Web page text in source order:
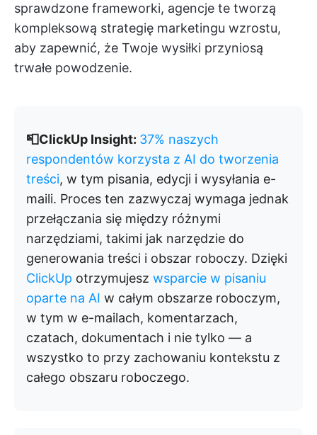
sprawdzone frameworki, agencje te tworzą
kompleksową strategię marketingu wzrostu,
aby zapewnić, że Twoje wysiłki przyniosą
trwałe powodzenie.
📮ClickUp Insight: 37% naszych
respondentów korzysta z AI do tworzenia
treści, w tym pisania, edycji i wysyłania e-
maili. Proces ten zazwyczaj wymaga jednak
przełączania się między różnymi
narzędziami, takimi jak narzędzie do
generowania treści i obszar roboczy. Dzięki
ClickUp otrzymujesz wsparcie w pisaniu
oparte na AI w całym obszarze roboczym,
w tym w e-mailach, komentarzach,
czatach, dokumentach i nie tylko — a
wszystko to przy zachowaniu kontekstu z
całego obszaru roboczego.